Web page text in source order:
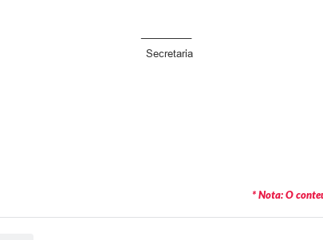
Secretaria
* Nota: O